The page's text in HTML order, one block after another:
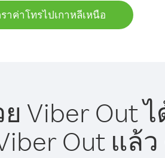
าค่าโทรไปเกาหลีเหนือ
Viber Out
Out แล้